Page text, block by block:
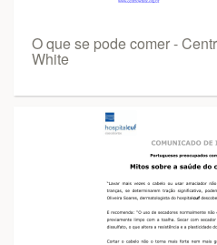
O que se pode comer -
White